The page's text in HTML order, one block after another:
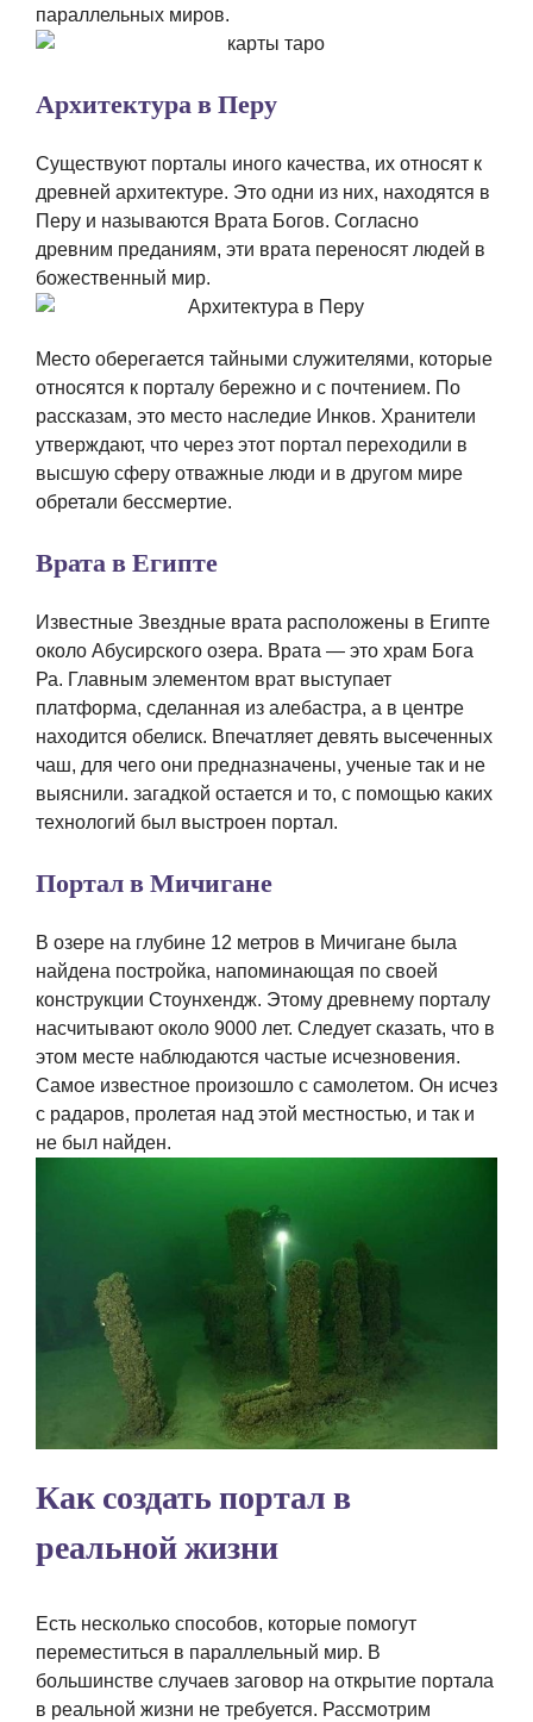
параллельных миров.
Архитектура в Перу
Существуют порталы иного качества, их относят к
древней архитектуре. Это одни из них, находятся в
Перу и называются Врата Богов. Согласно
древним преданиям, эти врата переносят людей в
божественный мир.
Место оберегается тайными служителями, которые
относятся к порталу бережно и с почтением. По
рассказам, это место наследие Инков. Хранители
утверждают, что через этот портал переходили в
высшую сферу отважные люди и в другом мире
обретали бессмертие.
Врата в Египте
Известные Звездные врата расположены в Египте
около Абусирского озера. Врата — это храм Бога
Ра. Главным элементом врат выступает
платформа, сделанная из алебастра, а в центре
находится обелиск. Впечатляет девять высеченных
чаш, для чего они предназначены, ученые так и не
выяснили. загадкой остается и то, с помощью каких
технологий был выстроен портал.
Портал в Мичигане
В озере на глубине 12 метров в Мичигане была
найдена постройка, напоминающая по своей
конструкции Стоунхендж. Этому древнему порталу
насчитывают около 9000 лет. Следует сказать, что в
этом месте наблюдаются частые исчезновения.
Самое известное произошло с самолетом. Он исчез
с радаров, пролетая над этой местностью, и так и
не был найден.
Как создать портал в
реальной жизни
Есть несколько способов, которые помогут
переместиться в параллельный мир. В
большинстве случаев заговор на открытие портала
в реальной жизни не требуется. Рассмотрим